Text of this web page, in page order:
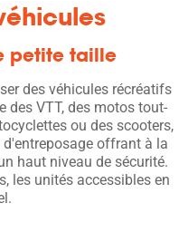
petite taille
des véhicules récréatifs
des VTT, des motos tout-
ou des scooters,
offrant à la
haut niveau de sécurité.
les unités accessibles en